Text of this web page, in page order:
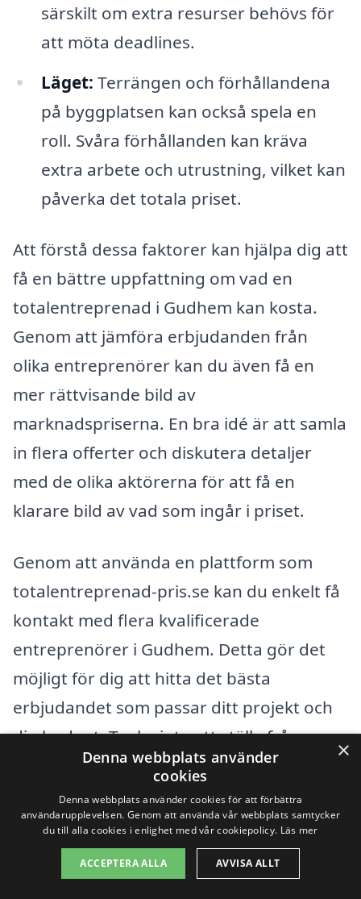
särskilt om extra resurser behövs för
att möta deadlines.
Läget: Terrängen och förhållandena
på byggplatsen kan också spela en
roll. Svåra förhållanden kan kräva
extra arbete och utrustning, vilket kan
påverka det totala priset.
Att förstå dessa faktorer kan hjälpa dig att
få en bättre uppfattning om vad en
totalentreprenad i Gudhem kan kosta.
Genom att jämföra erbjudanden från
olika entreprenörer kan du även få en
mer rättvisande bild av
marknadspriserna. En bra idé är att samla
in flera offerter och diskutera detaljer
med de olika aktörerna för att få en
klarare bild av vad som ingår i priset.
Genom att använda en plattform som
totalentreprenad-pris.se kan du enkelt få
kontakt med flera kvalificerade
entreprenörer i Gudhem. Detta gör det
möjligt för dig att hitta det bästa
erbjudandet som passar ditt projekt och
din budget. Tveka inte att ställa frågor
och be om klargöranden kring kostnader
och tjänster, så att du kan göra ett
välgrundat val för din totalentreprenad.
Få 3 erbjudanden, gratis och utan
×
Denna webbplats använder
cookies
Denna webbplats använder cookies för att förbättra
användarupplevelsen. Genom att använda vår webbplats samtycker
du till alla cookies i enlighet med vår cookiepolicy. Läs mer
ACCEPTERA ALLA AVVISA ALLT